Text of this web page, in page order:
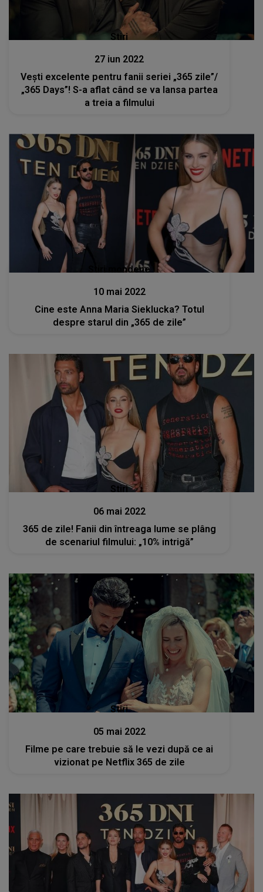
Stiri
27 iun 2022
Vești excelente pentru fanii seriei „365 zile”/
„365 Days”! S-a aflat când se va lansa partea
a treia a filmului
Stiri mondene
10 mai 2022
Cine este Anna Maria Sieklucka? Totul
despre starul din „365 de zile”
Stiri
06 mai 2022
365 de zile! Fanii din întreaga lume se plâng
de scenariul filmului: „10% intrigă”
Stiri
05 mai 2022
Filme pe care trebuie să le vezi după ce ai
vizionat pe Netflix 365 de zile